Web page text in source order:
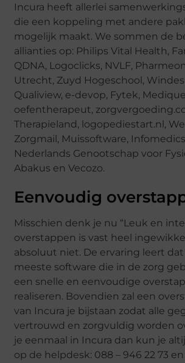
Incura heeft allerlei
die een koppeling met andere
mogelijk maakt. We sommen de
allianties op: Philips Vital Health,
QDNA, Logoclicks, NVLF,
Utrecht, Zuyd Hogeschool,
Qualiview, e-devop, Fytek,
oefentherapeut,
Therapieland, logopediestart.nl,
Zorgmail, Muissoftware,
Nederlands Genootschap voor
Abakus en Vecozo.
Eenvoudig
Misschien denk je nu “Leuk en
overstappen is vast heel
absoluut niet. De ervaring leert
meeste software die in de zorg
een snelle en eenvoudige
realiseren. Bovendien zal een
van Incura je bijstaan zodat alle
vertrouwd en zorgvuldig worden
je eenmaal in Incura dan kun je
op de helpdesk: 088 – 946 22 73